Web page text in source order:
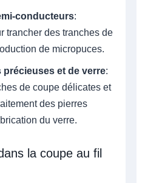
conducteurs:
trancher des tranches de
de micropuces.
précieuses et de verre:
de coupe délicates et
des pierres
du verre.
la coupe au fil